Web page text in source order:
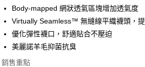
每筆NT$100，滿NT$1,500(含以上)免運費
宅配-本島
每筆NT$100，滿NT$1,500(含以上)免運費
Body-mapped 網狀透氣區塊增加透氣度
Virtually Seamless™ 無縫線平織襪頭，
優化彈性襪口，舒適貼合不壓迫
美麗諾羊毛抑菌抗臭
銷售重點